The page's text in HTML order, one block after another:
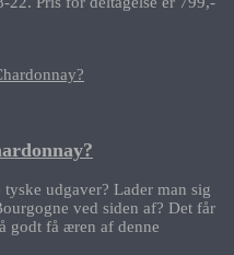
udgaver? Lader man sig
ved siden af? Det får
godt få æren af denne